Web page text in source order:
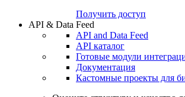
Попробуйте7-дневный
Откройте глобальную
Получить доступ
API & Data Feed
API and Data Feed